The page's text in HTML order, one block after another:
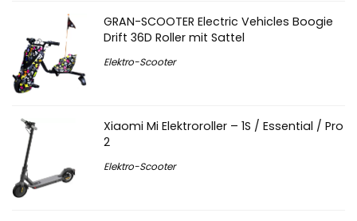
GRAN-SCOOTER Electric Vehicles Boogie
Drift 36D Roller mit Sattel
Elektro-Scooter
Xiaomi Mi Elektroroller – 1S / Essential / Pro
2
Elektro-Scooter